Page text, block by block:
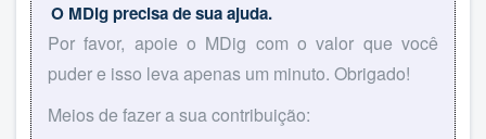
O MDig precisa de sua ajuda.
Por favor, apoie o MDig com o valor que você
puder e isso leva apenas um minuto. Obrigado!
Meios de fazer a sua contribuição: